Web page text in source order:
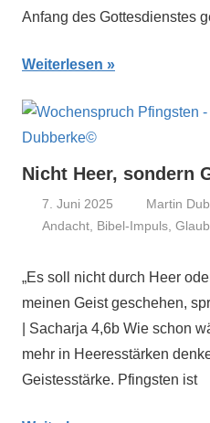
Anfang des Gottesdienstes
Weiterlesen
Nicht Heer, sondern
7. Juni 2025
Martin
Andacht Bibel-Impuls ,
„Es soll nicht durch Heer
meinen Geist geschehen,
| Sacharja 4,6b Wie schon
mehr in Heeresstärken
Geistesstärke. Pfingsten ist